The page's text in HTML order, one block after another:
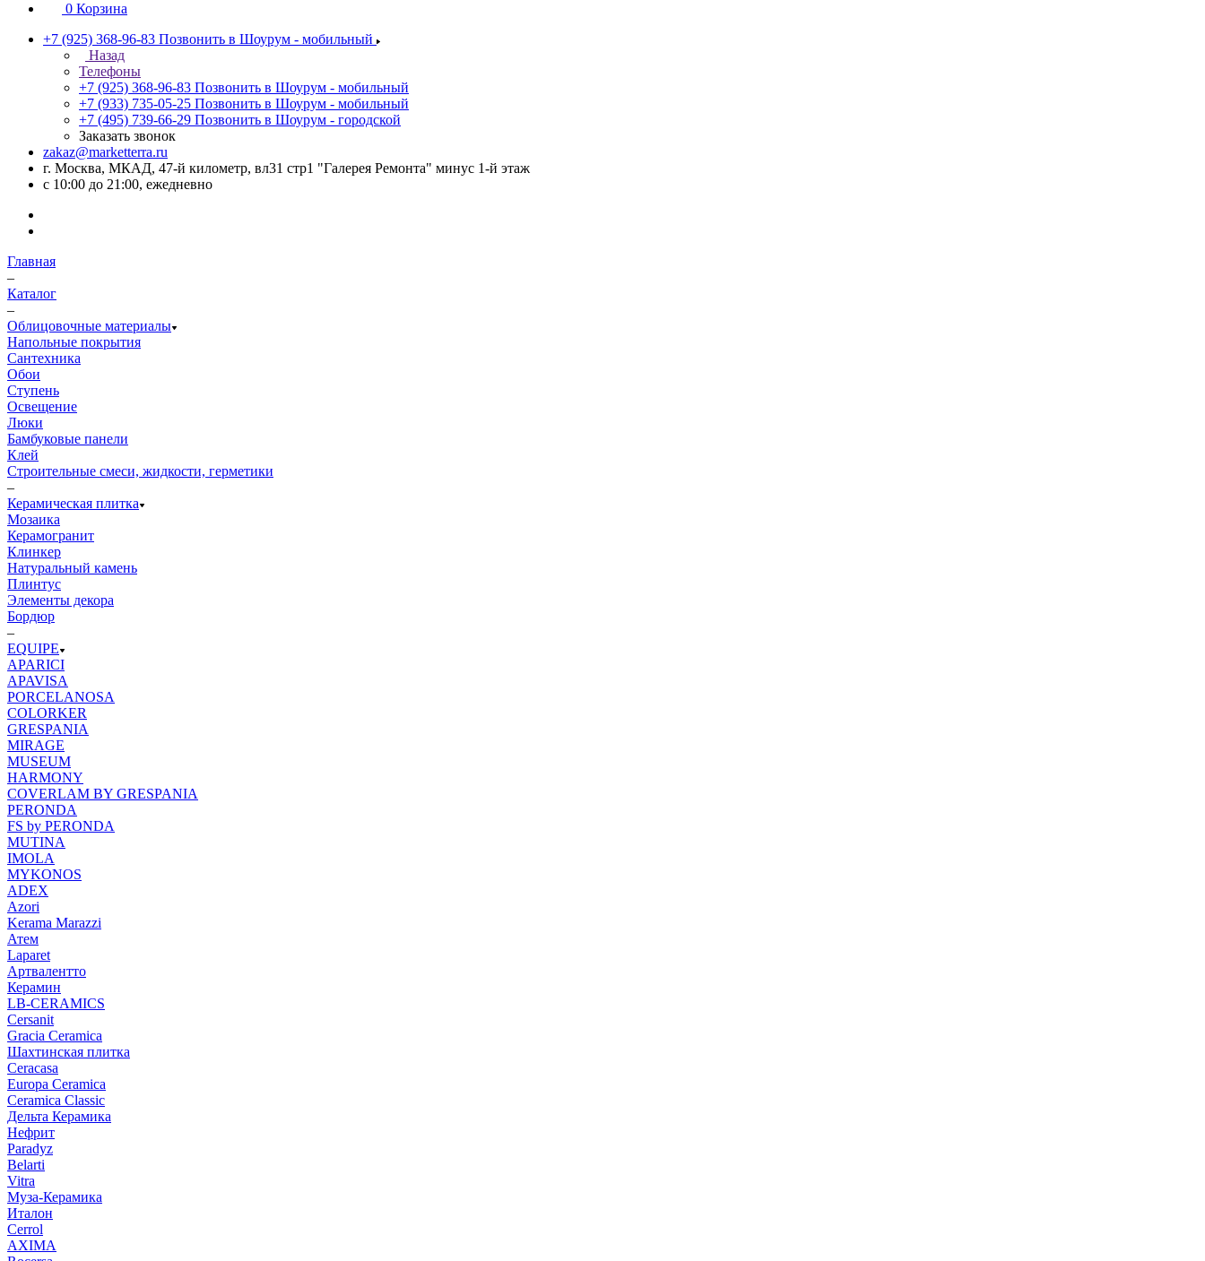
0 Корзина
+7 (925) 368-96-83 Позвонить в Шоурум - мобильный
Назад
Телефоны
+7 (925) 368-96-83 Позвонить в Шоурум - мобильный
+7 (933) 735-05-25 Позвонить в Шоурум - мобильный
+7 (495) 739-66-29 Позвонить в Шоурум - городской
Заказать звонок
zakaz@marketterra.ru
г. Москва, МКАД, 47-й километр, вл31 стр1 "Галерея Ремонта" минус 1-й этаж
с 10:00 до 21:00, ежедневно
Главная
–
Каталог
–
Облицовочные материалы
Напольные покрытия
Сантехника
Обои
Ступень
Освещение
Люки
Бамбуковые панели
Клей
Строительные смеси, жидкости, герметики
–
Керамическая плитка
Мозаика
Керамогранит
Клинкер
Натуральный камень
Плинтус
Элементы декора
Бордюр
–
EQUIPE
APARICI
APAVISA
PORCELANOSA
COLORKER
GRESPANIA
MIRAGE
MUSEUM
HARMONY
COVERLAM BY GRESPANIA
PERONDA
FS by PERONDA
MUTINA
IMOLA
MYKONOS
ADEX
Azori
Kerama Marazzi
Атем
Laparet
Артвалентто
Керамин
LB-CERAMICS
Cersanit
Gracia Ceramica
Шахтинская плитка
Ceracasa
Europa Ceramica
Ceramica Classic
Дельта Керамика
Нефрит
Paradyz
Belarti
Vitra
Муза-Керамика
Италон
Cerrol
AXIMA